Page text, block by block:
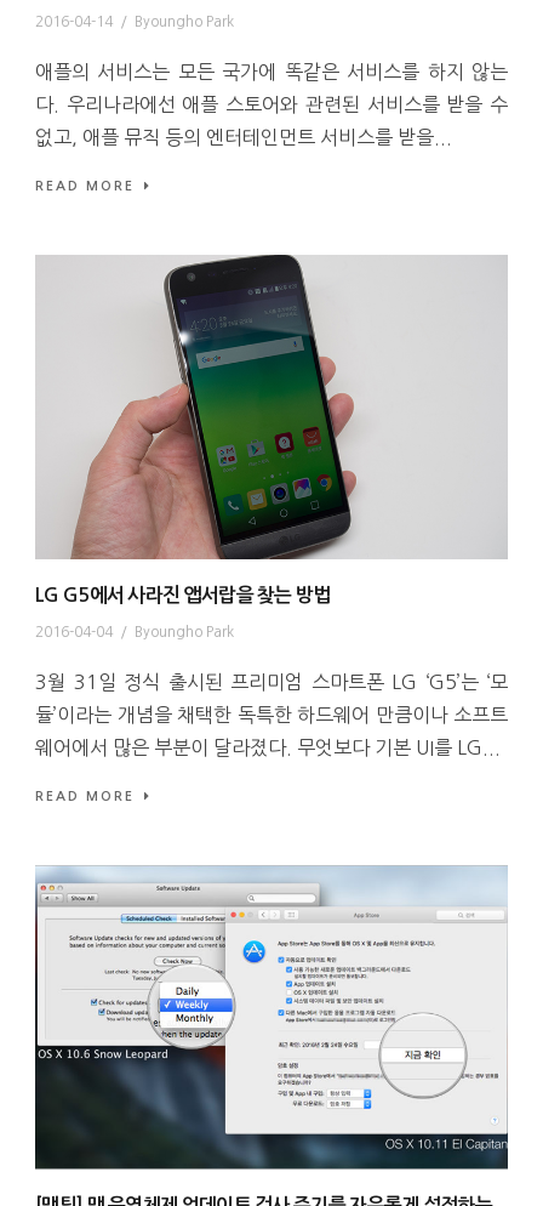
2016-04-14 / Byoungho Park
애플의 서비스는 모든 국가에 똑같은 서비스를 하지 않는
다. 우리나라에선 애플 스토어와 관련된 서비스를 받을 수
없고, 애플 뮤직 등의 엔터테인먼트 서비스를 받을...
READ MORE
LG G5에서 사라진 앱서랍을 찾는 방법
2016-04-04 / Byoungho Park
3월 31일 정식 출시된 프리미엄 스마트폰 LG ‘G5’는 ‘모
듈’이라는 개념을 채택한 독특한 하드웨어 만큼이나 소프트
웨어에서 많은 부분이 달라졌다. 무엇보다 기본 UI를 LG...
READ MORE